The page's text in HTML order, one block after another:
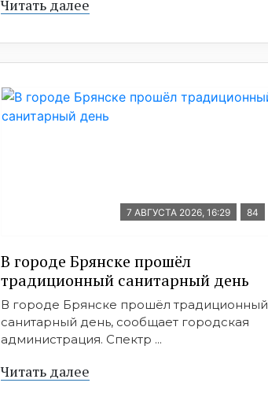
Читать далее
7 АВГУСТА 2026, 16:29 84
В городе Брянске прошёл
традиционный санитарный день
В городе Брянске прошёл традиционный
санитарный день, сообщает городская
администрация. Спектр ...
Читать далее